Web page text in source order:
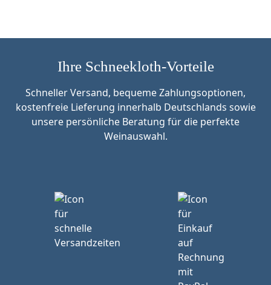
Ihre Schneekloth-Vorteile
Schneller Versand, bequeme Zahlungsoptionen,
kostenfreie Lieferung innerhalb Deutschlands sowie
unsere persönliche Beratung für die perfekte
Weinauswahl.